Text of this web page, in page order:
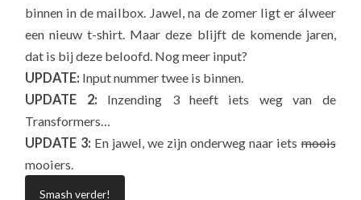
binnen in de mailbox. Jawel, na de zomer ligt er álweer
een nieuw t-shirt. Maar deze blijft de komende jaren,
dat is bij deze beloofd. Nog meer input?
UPDATE: Input nummer twee is binnen.
UPDATE 2: Inzending 3 heeft iets weg van de
Transformers…
UPDATE 3: En jawel, we zijn onderweg naar ietsmoois
mooiers.
Smash verder!